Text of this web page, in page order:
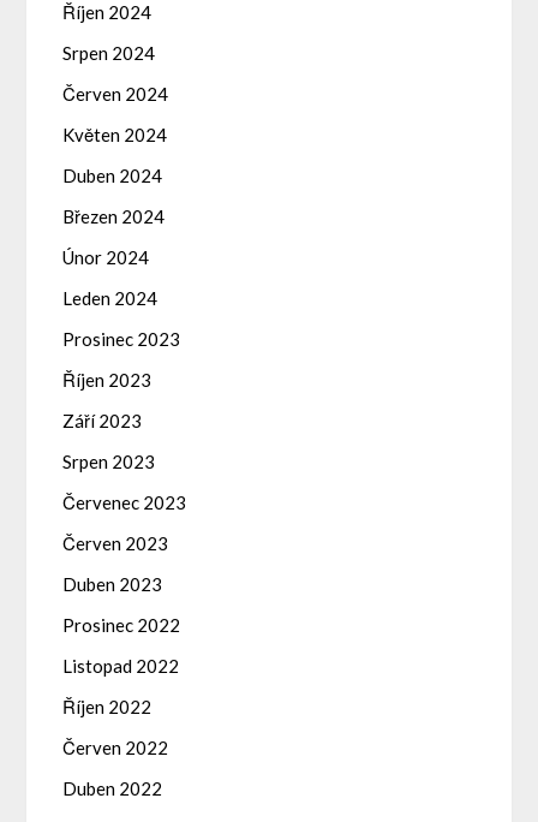
Říjen 2024
Srpen 2024
Červen 2024
Květen 2024
Duben 2024
Březen 2024
Únor 2024
Leden 2024
Prosinec 2023
Říjen 2023
Září 2023
Srpen 2023
Červenec 2023
Červen 2023
Duben 2023
Prosinec 2022
Listopad 2022
Říjen 2022
Červen 2022
Duben 2022